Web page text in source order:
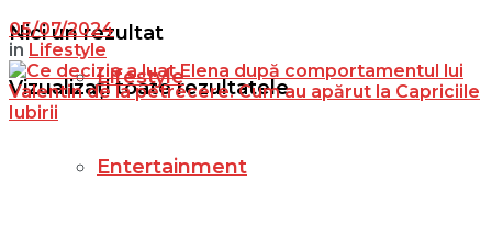
Nici un rezultat
Vizualizați toate rezultatele
Lifestyle
Entertainment
05/07/2024
in Lifestyle